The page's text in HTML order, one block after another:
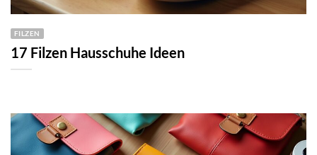
FILZEN
17 Filzen Hausschuhe Ideen